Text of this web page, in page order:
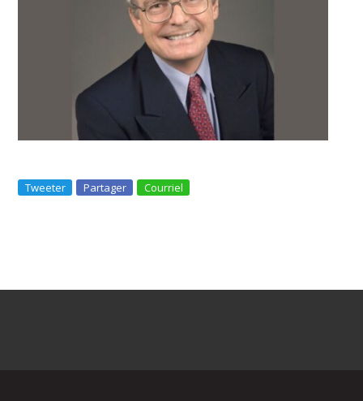
Tweeter Partager Courriel